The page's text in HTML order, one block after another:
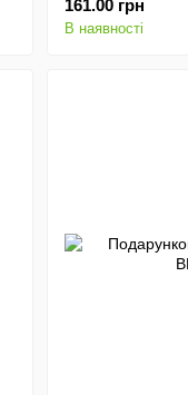
161.00 грн
В наявності